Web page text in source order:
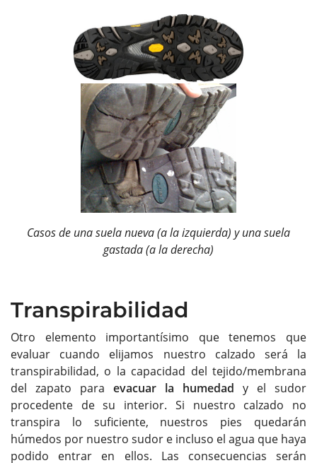
Casos de una suela nueva (a la izquierda) y una suela
gastada (a la derecha)
Transpirabilidad
Otro elemento importantísimo que tenemos que
evaluar cuando elijamos nuestro calzado será la
transpirabilidad, o la capacidad del tejido/membrana
del zapato para evacuar la humedad y el sudor
procedente de su interior. Si nuestro calzado no
transpira lo suficiente, nuestros pies quedarán
húmedos por nuestro sudor e incluso el agua que haya
podido entrar en ellos. Las consecuencias serán